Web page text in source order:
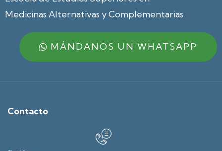
Medicinas Alternativas y Complementarias
MÁNDANOS UN WHATSAPP
Contacto